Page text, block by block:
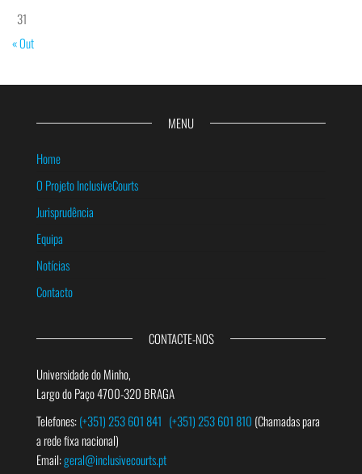
31
« Out
MENU
Home
O Projeto InclusiveCourts
Jurisprudência
Equipa
Notícias
Contacto
CONTACTE-NOS
Universidade do Minho,
Largo do Paço 4700-320 BRAGA
Telefones:(+351) 253 601 841 (+351) 253 601 810 (Chamadas para
a rede fixa nacional)
Email:geral@inclusivecourts.pt